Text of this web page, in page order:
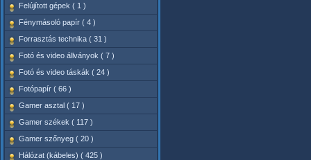
Felújított gépek ( 1 )
Fénymásoló papír ( 4 )
Forrasztás technika ( 31 )
Fotó és video állványok ( 7 )
Fotó és video táskák ( 24 )
Fotópapír ( 66 )
Gamer asztal ( 17 )
Gamer székek ( 117 )
Gamer szőnyeg ( 20 )
Hálózat (kábeles) ( 425 )